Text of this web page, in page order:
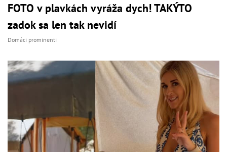
FOTO v plavkách vyráža dych! TAKÝTO
zadok sa len tak nevidí
Domáci prominenti